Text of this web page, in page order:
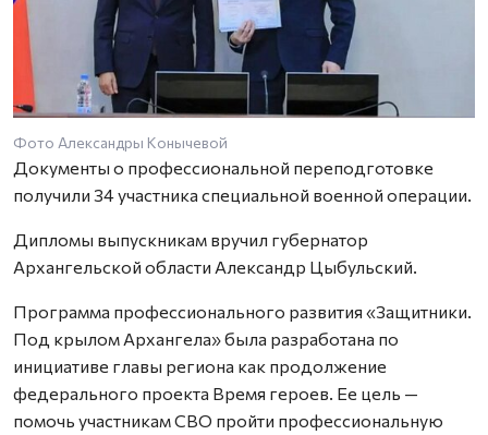
Фото Александры Конычевой
Документы о профессиональной переподготовке
получили 34 участника специальной военной операции.
Дипломы выпускникам вручил губернатор
Архангельской области Александр Цыбульский.
Программа профессионального развития «Защитники.
Под крылом Архангела» была разработана по
инициативе главы региона как продолжение
федерального проекта Время героев. Ее цель —
помочь участникам СВО пройти профессиональную